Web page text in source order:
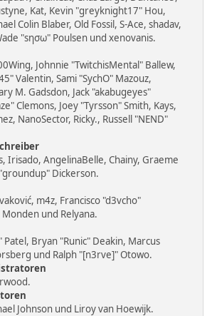
Kat, Kevin "greyknight17" Hou,
Colin Blaber, Old Fossil, S-Ace, shadav,
"sησω" Poulsen und xenovanis.
Johnnie "TwitchisMental" Ballew,
Valentin, Sami "SychO" Mazouz,
M. Gadsdon, Jack "akabugeyes"
Clemons, Joey "Tyrsson" Smith, Kays,
NanoSector, Ricky., Russell "NEND"
Irisado, AngelinaBelle, Chainy, Graeme
Dickerson.
m4z, Francisco "d3vcho"
und Relyana.
Patel, Bryan "Runic" Deakin, Marcus
und Ralph "[n3rve]" Otowo.
Johnson und Liroy van Hoewijk.